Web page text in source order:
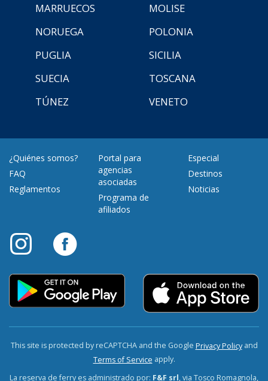
MARRUECOS
MOLISE
NORUEGA
POLONIA
PUGLIA
SICILIA
SUECIA
TOSCANA
TÚNEZ
VENETO
¿Quiénes somos?
FAQ
Reglamentos
Portal para
agencias
asociadas
Programa de
afiliados
Especial
Destinos
Noticias
This site is protected by reCAPTCHA and the Google Privacy Policyand
Terms of Service apply.
La reserva de ferry es administrado por: F&F srl, via Tosco Romagnola,